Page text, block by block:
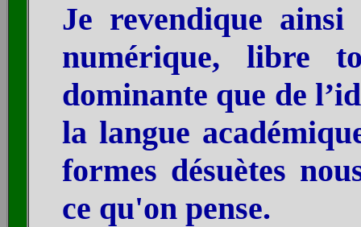
Je revendique
numérique, libre
dominante que de
la langue
formes désuètes
ce qu'on pense.